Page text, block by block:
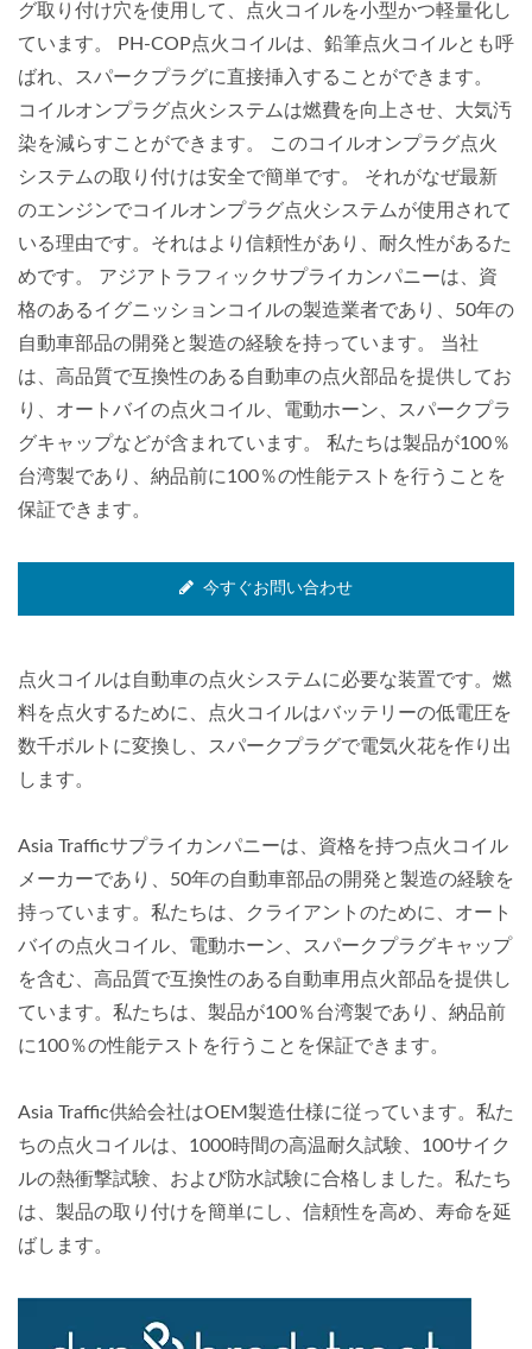
グ取り付け穴を使用して、点火コイルを小型かつ軽量化し
ています。 PH-COP点火コイルは、鉛筆点火コイルとも呼
ばれ、スパークプラグに直接挿入することができます。
コイルオンプラグ点火システムは燃費を向上させ、大気汚
染を減らすことができます。 このコイルオンプラグ点火
システムの取り付けは安全で簡単です。 それがなぜ最新
のエンジンでコイルオンプラグ点火システムが使用されて
いる理由です。それはより信頼性があり、耐久性があるた
めです。 アジアトラフィックサプライカンパニーは、資
格のあるイグニッションコイルの製造業者であり、50年の
自動車部品の開発と製造の経験を持っています。 当社
は、高品質で互換性のある自動車の点火部品を提供してお
り、オートバイの点火コイル、電動ホーン、スパークプラ
グキャップなどが含まれています。 私たちは製品が100％
台湾製であり、納品前に100％の性能テストを行うことを
保証できます。
今すぐお問い合わせ
点火コイルは自動車の点火システムに必要な装置です。燃
料を点火するために、点火コイルはバッテリーの低電圧を
数千ボルトに変換し、スパークプラグで電気火花を作り出
します。
Asia Trafficサプライカンパニーは、資格を持つ点火コイル
メーカーであり、50年の自動車部品の開発と製造の経験を
持っています。私たちは、クライアントのために、オート
バイの点火コイル、電動ホーン、スパークプラグキャップ
を含む、高品質で互換性のある自動車用点火部品を提供し
ています。私たちは、製品が100％台湾製であり、納品前
に100％の性能テストを行うことを保証できます。
Asia Traffic供給会社はOEM製造仕様に従っています。私た
ちの点火コイルは、1000時間の高温耐久試験、100サイク
ルの熱衝撃試験、および防水試験に合格しました。私たち
は、製品の取り付けを簡単にし、信頼性を高め、寿命を延
ばします。